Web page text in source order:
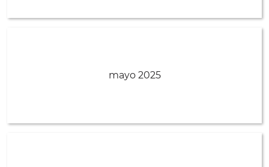
mayo 2025